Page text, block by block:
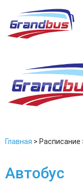
Главная > Расписание
Автобус